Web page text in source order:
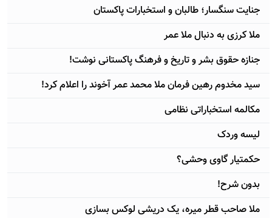
جنایت سنگسار؛ طالبان و استخبارات پاکستان
ملا کرزی به دنبال ملا عمر
جنازه حقوق بشر و تاریخ و فرهنگ پاکستانی نوشت!
سید مخدوم رهین فرمان ملا محمد عمر آخوند را اعلام کرد!
مکالمه استخباراتی نظامی
لیسه وردک
حکمتیار گاوی وحشی؟
بدون شرح!
ملا صاحب قطر میره، یک دریشی لوکس بسازی